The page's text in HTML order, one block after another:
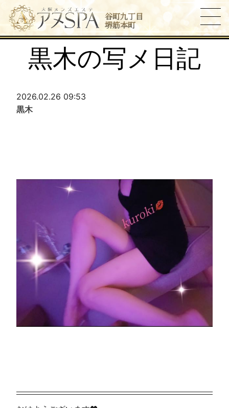
谷町九丁目
堺筋本町
黒木の写メ日記
2026.02.26 09:53
黒木